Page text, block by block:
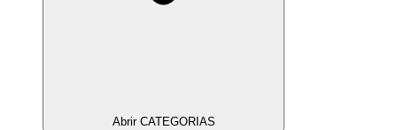
Abrir CATEGORIAS